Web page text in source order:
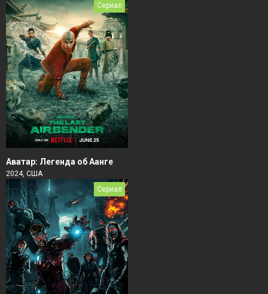
Сериал
Аватар: Легенда об Аанге
2024, США
Сериал